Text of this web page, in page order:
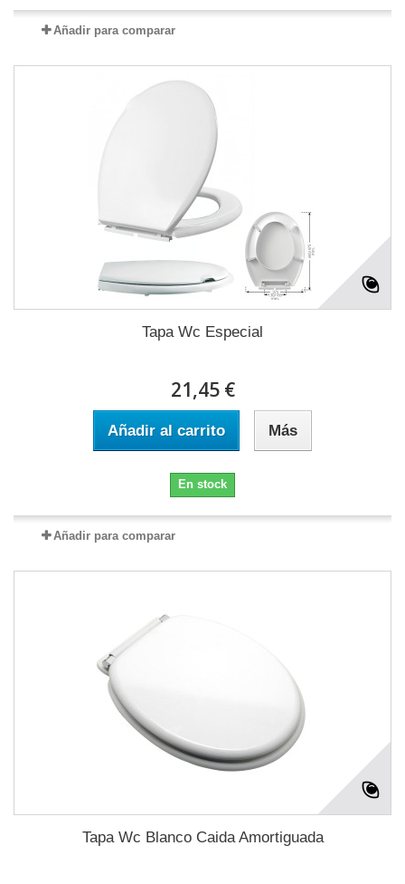
Añadir para comparar
Tapa Wc Especial
21,45 €
Añadir al carrito Más
En stock
Añadir para comparar
Tapa Wc Blanco Caida Amortiguada